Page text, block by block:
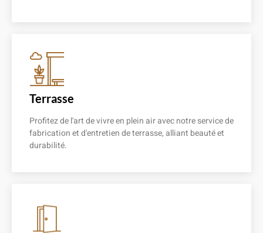
Terrasse
Profitez de l'art de vivre en plein air avec notre service de
fabrication et d'entretien de terrasse, alliant beauté et
durabilité.